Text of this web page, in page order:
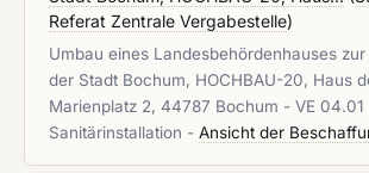
Referat Zentrale Vergabestelle)
Umbau eines Landesbehördenhauses
der Stadt Bochum, HOCHBAU-20, Haus
Marienplatz 2, 44787 Bochum - VE 04.01
Sanitärinstallation - Ansicht der